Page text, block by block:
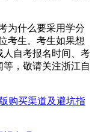
为什么要采用学分
考生。考生如果想
人自考报名时间、考
，敬请关注浙江自
购买渠道及避坑指